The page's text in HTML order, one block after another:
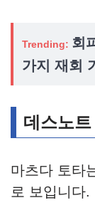
Trending: 회
가지 재회
데스노
마츠다 토타
로 보입니다.